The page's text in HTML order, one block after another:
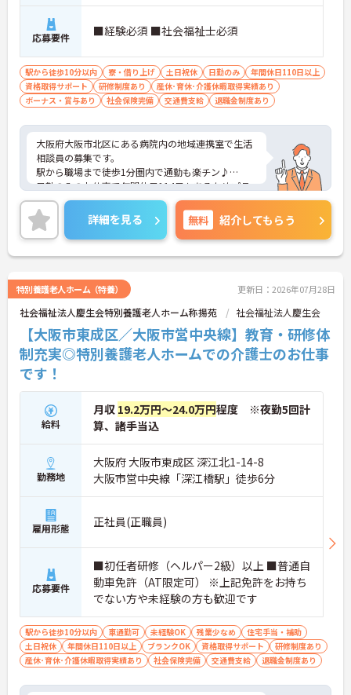
応募要件 ■経験必須 ■社会福祉士必須
駅から徒歩10分以内 寮・借り上げ 土日祝休 日勤のみ
年間休日110日以上
資格取得サポート
研修制度あり
産休･育休･介護休暇取得実績あり
ボーナス・賞与あり
社会保険完備 交通費支給 退職金制度あり
大阪府大阪市北区にある病院内の地域連携室で生活
相談員の募集です。
駅から職場まで徒歩1分圏内で通勤も楽チン♪
日勤のみのお仕事で年間休日114日もあるためプラ
イベートとの両立を目指す方におすすめの環境です
◎しっかりとしたフォロー体制で、経験に関わらず
安心してスタートできます。昇給、賞与があり、さ
らに福利厚生も充実しているのは嬉しいポイントで
す◎
ントもお伝えしますので是非ご応募お待ちしており
ます。
詳細を見る 無料 紹介してもらう
特別養護老人ホーム（特養） 更新日：2026年07月28日
社会福祉法人慶生会特別養護老人ホーム称揚苑 社会福祉法人慶生会
【大阪市東成区／大阪市営中央線】教育・研修体
制充実◎特別養護老人ホームでの介護士のお仕事
です！
給料
月収 19.2万円～24.0万円程度 ※夜勤5回計
算、諸手当込
勤務地
大阪府 大阪市東成区 深江北1-14-8
大阪市営中央線「深江橋駅」徒歩6分
雇用形態 正社員(正職員)
応募要件
■初任者研修（ヘルパー2級）以上 ■普通自
動車免許（AT限定可） ※上記免許をお持ち
でない方や未経験の方も歓迎です
駅から徒歩10分以内 車通勤可 未経験OK 残業少なめ
住宅手当・補助
土日祝休
年間休日110日以上 ブランクOK 資格取得サポート
研修制度あり
産休･育休･介護休暇取得実績あり
社会保険完備 交通費支給 退職金制度あり